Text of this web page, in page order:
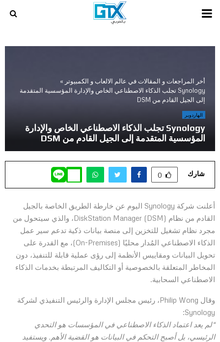
PRIMARY
أخر المراجعات و المقالات في عالم الالعاب و الكمبيوتر »
Synology تجلب الذكاء الاصطناعي الخاص والإدارة المؤسسية المتقدمة
إلى الجيل القادم من DSM
الهاردوير
Synology تجلب الذكاء الاصطناعي الخاص والإدارة
المؤسسية المتقدمة إلى الجيل القادم من DSM
شارك 0
أعلنت شركة Synology اليوم عن خارطة الطريق الخاصة بالجيل
القادم من نظام DiskStation Manager (DSM)، والذي سيتحول من
مجرد نظام تشغيل للتخزين إلى منصة بيانات ذكية تدعم سير عمل
الذكاء الاصطناعي المُدار محليًا (On-Premises)، مع القدرة على
تحويل البيانات ومقاييس الأنظمة إلى رؤى عملية قابلة للتنفيذ، دون
المخاطر المتعلقة بالخصوصية أو التكاليف المرتبطة بخدمات الذكاء
الاصطناعي السحابية.
وقال Philip Wong، رئيس مجلس الإدارة والرئيس التنفيذي لشركة
Synology:
“لم يعد اعتماد الذكاء الاصطناعي في المؤسسات هو التحدي
الرئيسي، بل أصبح التحكم في البيانات هو القضية الأهم. ويستفيد